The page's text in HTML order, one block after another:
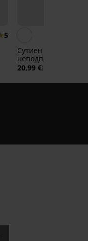
5
Сутиен Marion
неподплатен без
20,99 €(41,05 лв.)